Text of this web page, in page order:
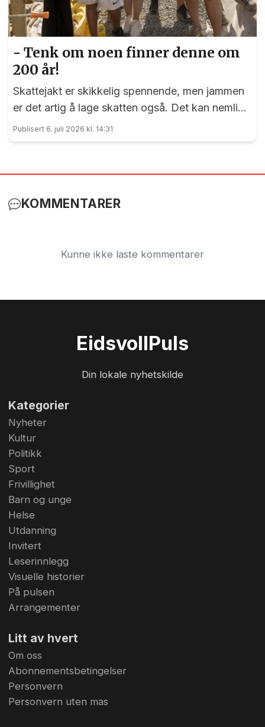
- Tenk om noen finner denne om
200 år!
Skattejakt er skikkelig spennende, men jammen
er det artig å lage skatten også. Det kan nemlig
elevene ved Vilberg barneskole skrive under på.
Denne saken ble publisert for første gang 15. juni
Publisert 6. juli 2026 kl. 14:31
KOMMENTARER
Kunne ikke laste kommentarer
EidsvollPuls
Din lokale nyhetskilde
Kategorier
Nyheter
Kultur
Politikk
Sport
Frivillighet
Barn og unge
Helse
Utdanning
Invitert
Leserinnlegg
Visuelle historier
På pulsen
Arrangementer
Litt av hvert
Om oss
Abonnementsbetingelser
Personvern
Personvern uten mas